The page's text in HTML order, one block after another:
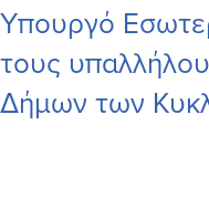
Υπουργό
τους
Δήμων των